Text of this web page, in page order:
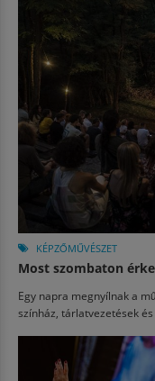
KÉPZŐMŰVÉSZET
Most szombaton
Egy napra megnyílnak a
színház, tárlatvezetések